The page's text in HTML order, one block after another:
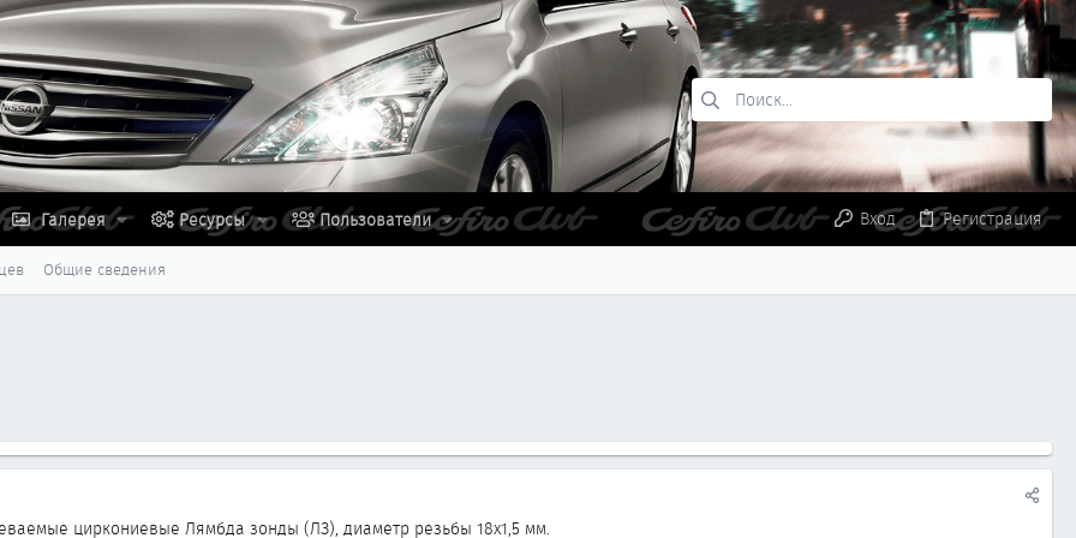
Галерея Ресурсы Пользователи Вход Регистрация
Общие сведения
циркониевые Лямбда зонды (ЛЗ), диаметр резьбы 18х1,5 мм.